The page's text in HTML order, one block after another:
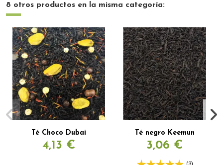
8 otros productos en la misma categoría:
Té Choco Dubai
4,13 €
Té negro Keemun
3,06 €